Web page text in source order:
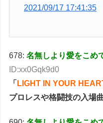
2021/09/17 17:41:35
678:名無しより愛をこめ
ID:xx0Gqk9d0
「 LIGHT IN YOUR
プロレスや格闘技の入場